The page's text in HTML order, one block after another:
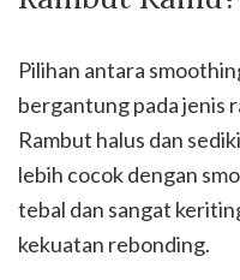
Pilihan antara
bergantung pada jenis
Rambut halus dan
lebih cocok dengan
tebal dan sangat
kekuatan rebonding.